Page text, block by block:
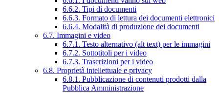
6.6.2. Tipi di documenti
6.6.3. Formato di lettura dei documenti elettronici
6.6.4. Modalità di produzione dei documenti
6.7. Immagini e video
6.7.1. Testo alternativo (alt text) per le immagini
6.7.2. Sottotitoli per i video
6.7.3. Trascrizioni per i video
6.8. Proprietà intellettuale e privacy
6.8.1. Pubblicazione di contenuti prodotti dalla
Pubblica Amministrazione